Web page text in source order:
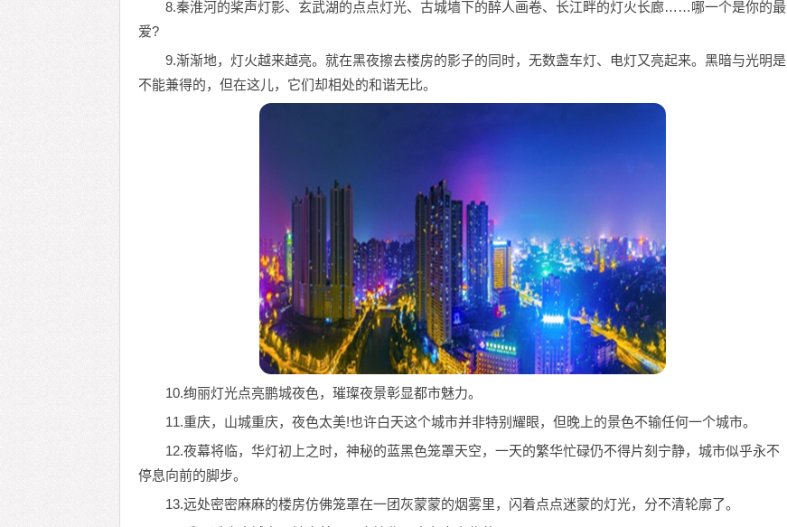
8.秦淮河的桨声灯影、玄武湖的点点灯光、古城墙下的醉人画卷、长江畔的灯火长廊……哪一个是你的最
爱?
9.渐渐地，灯火越来越亮。就在黑夜擦去楼房的影子的同时，无数盏车灯、电灯又亮起来。黑暗与光明是
不能兼得的，但在这儿，它们却相处的和谐无比。
10.绚丽灯光点亮鹏城夜色，璀璨夜景彰显都市魅力。
11.重庆，山城重庆，夜色太美!也许白天这个城市并非特别耀眼，但晚上的景色不输任何一个城市。
12.夜幕将临，华灯初上之时，神秘的蓝黑色笼罩天空，一天的繁华忙碌仍不得片刻宁静，城市似乎永不
停息向前的脚步。
13.远处密密麻麻的楼房仿佛笼罩在一团灰蒙蒙的烟雾里，闪着点点迷蒙的灯光，分不清轮廓了。